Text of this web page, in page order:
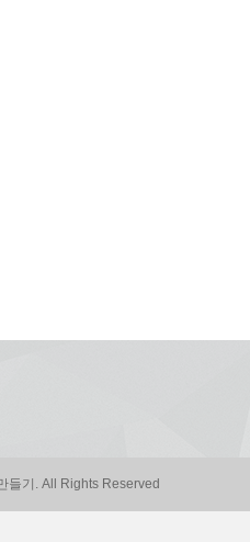
들기. All Rights Reserved